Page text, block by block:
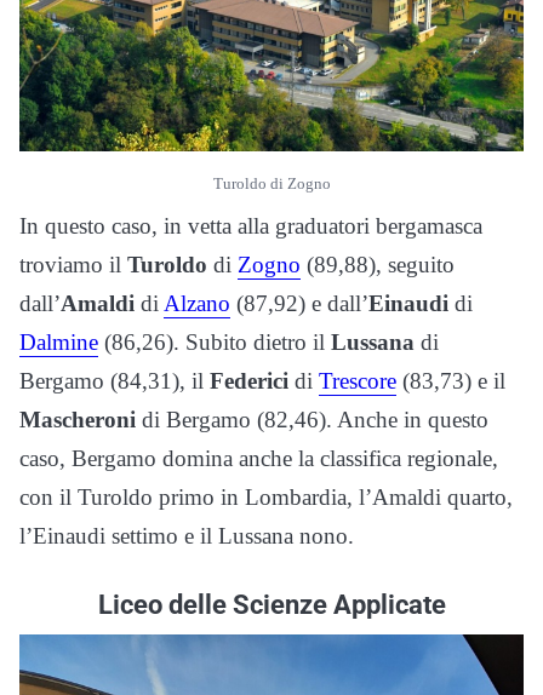
Turoldo di Zogno
In questo caso, in vetta alla graduatori bergamasca
troviamo il Turoldo di Zogno (89,88), seguito
dall’Amaldi di Alzano (87,92) e dall’Einaudi di
Dalmine (86,26). Subito dietro il Lussana di
Bergamo (84,31), il Federici di Trescore (83,73) e il
Mascheroni di Bergamo (82,46). Anche in questo
caso, Bergamo domina anche la classifica regionale,
con il Turoldo primo in Lombardia, l’Amaldi quarto,
l’Einaudi settimo e il Lussana nono.
Liceo delle Scienze Applicate